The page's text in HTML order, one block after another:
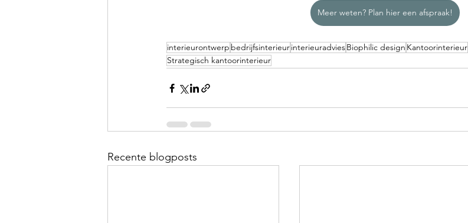
Meer weten? Plan hier een afspraak!
interieurontwerp bedrijfsinterieurinterieuradviesBiophilic design Kantoorinterieur
Strategisch kantoorinterieur
Recente blogposts